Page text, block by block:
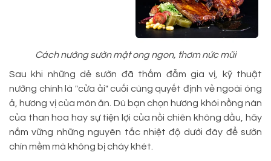
Cách nướng sườn mật ong ngon, thơm nức mũi
Sau khi những dẻ sườn đã thấm đẫm gia vị, kỹ thuật
nướng chính là "cửa ải" cuối cùng quyết định vẻ ngoài óng
ả, hương vị của món ăn. Dù bạn chọn hương khói nồng nàn
của than hoa hay sự tiện lợi của nồi chiên không dầu, hãy
nắm vững những nguyên tắc nhiệt độ dưới đây để sườn
chín mềm mà không bị cháy khét.